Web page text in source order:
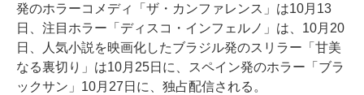
発のホラーコメディ「ザ・カンファレンス」は10月13
日、注目ホラー「ディスコ・インフェルノ」は、10月20
日、人気小説を映画化したブラジル発のスリラー「甘美
なる裏切り」は10月25日に、スペイン発のホラー「ブラ
ックサン」10月27日に、独占配信される。